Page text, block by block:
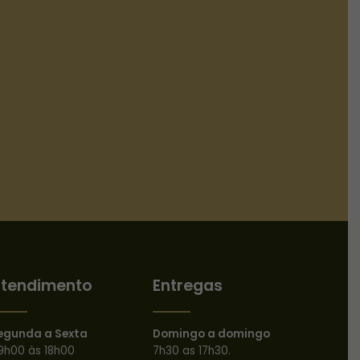
a Sexta
às 18h00
Entregas
Domingo a domingo
7h30 as 17h30.